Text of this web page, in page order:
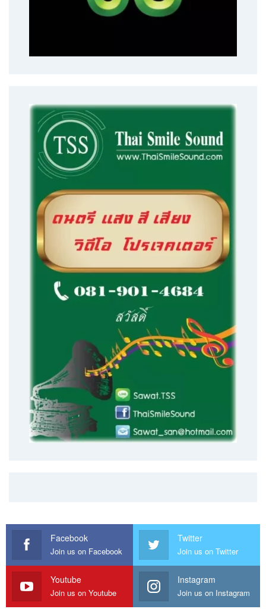
Facebook
Join us on Facebook
Twitter
Join us on Twitter
Youtube
Join us on Youtube
Instagram
Join us on Instagram